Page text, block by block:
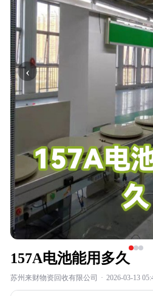
‹
157A电池能用多久
苏州来财物资回收有限公司 · 2026-03-13